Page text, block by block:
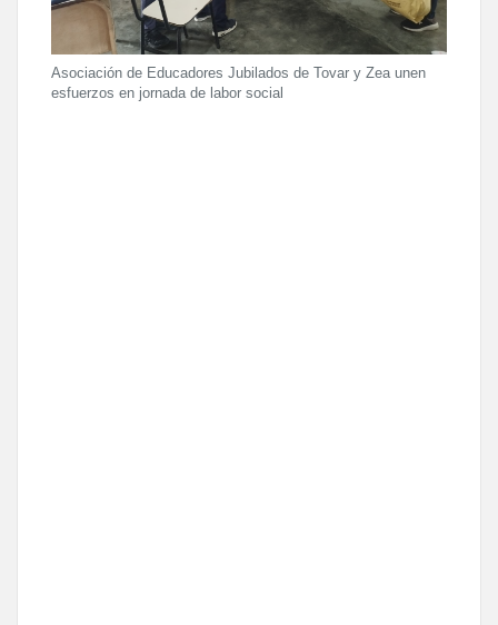
Asociación de Educadores Jubilados de Tovar y Zea unen
esfuerzos en jornada de labor social